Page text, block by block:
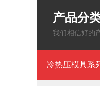
产品分
我们相信好的
冷热压模具系